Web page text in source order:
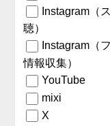
Instagram（
聴）
Instagram（
情報収集）
YouTube
mixi
X